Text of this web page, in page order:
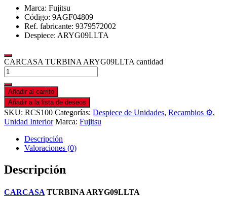
Marca: Fujitsu
Código: 9AGF04809
Ref. fabricante: 9379572002
Despiece: ARYG09LLTA
CARCASA TURBINA ARYG09LLTA cantidad
Añadir al carrito
Añadir a la lista de deseos
SKU: RCS100 Categorías: Despiece de Unidades, Recambios ⚙️,
Unidad Interior Marca: Fujitsu
Descripción
Valoraciones (0)
Descripción
CARCASA TURBINA ARYG09LLTA